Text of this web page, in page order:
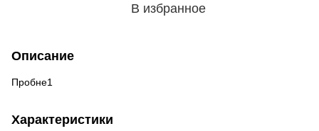
В избранное
Описание
Пробне1
Характеристики